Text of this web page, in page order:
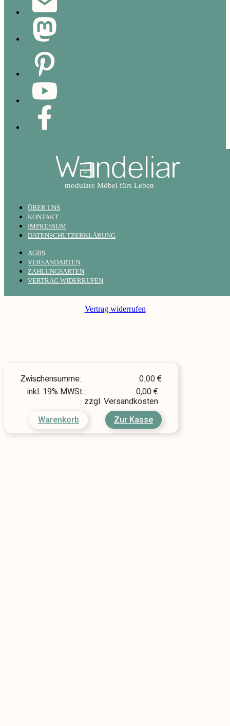
ÜBER UNS
KONTAKT
IMPRESSUM
DATENSCHUTZERKLÄRUNG
AGBS
VERSANDARTEN
ZAHLUNGSARTEN
VERTRAG WIDERRUFEN
Vertrag widerrufen
Zwischensumme: 0,00 €
inkl. 19% MWSt.: 0,00€
zzgl. Versandkosten
Warenkorb
Zur Kasse